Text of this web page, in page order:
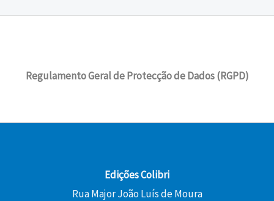
Regulamento Geral de Protecção de Dados (RGPD)
Edições Colibri
Rua Major João Luís de Moura